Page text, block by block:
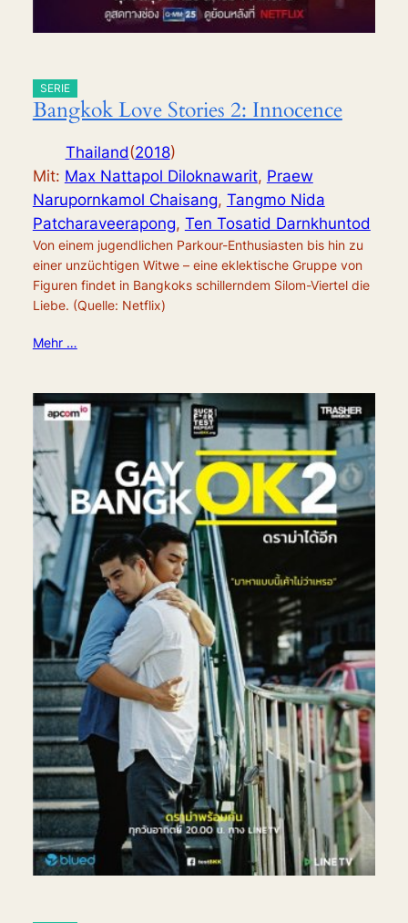
SERIE
Bangkok Love Stories 2: Innocence
Thailand(2018)
Mit: Max Nattapol Diloknawarit, Praew
Narupornkamol Chaisang, Tangmo Nida
Patcharaveerapong, Ten Tosatid Darnkhuntod
Von einem jugendlichen Parkour-Enthusiasten bis hin zu
einer unzüchtigen Witwe – eine eklektische Gruppe von
Figuren findet in Bangkoks schillerndem Silom-Viertel die
Liebe. (Quelle: Netflix)
Mehr …